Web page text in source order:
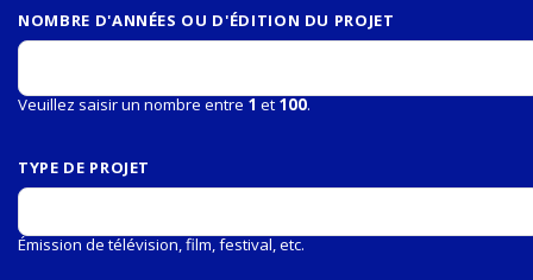
NOMBRE D'ANNÉES OU D'ÉDITION DU PROJET
Veuillez saisir un nombre entre 1 et 100.
TYPE DE PROJET
Émission de télévision, film, festival, etc.